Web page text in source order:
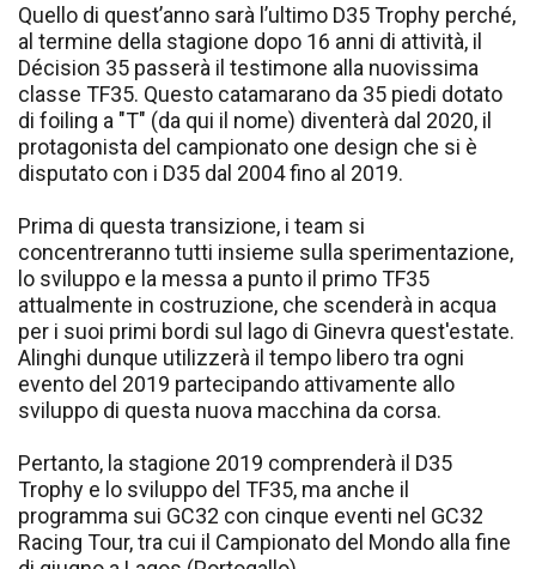
Quello di quest’anno sarà l’ultimo D35 Trophy perché,
al termine della stagione dopo 16 anni di attività, il
Décision 35 passerà il testimone alla nuovissima
classe TF35. Questo catamarano da 35 piedi dotato
di foiling a "T" (da qui il nome) diventerà dal 2020, il
protagonista del campionato one design che si è
disputato con i D35 dal 2004 fino al 2019.
Prima di questa transizione, i team si
concentreranno tutti insieme sulla sperimentazione,
lo sviluppo e la messa a punto il primo TF35
attualmente in costruzione, che scenderà in acqua
per i suoi primi bordi sul lago di Ginevra quest'estate.
Alinghi dunque utilizzerà il tempo libero tra ogni
evento del 2019 partecipando attivamente allo
sviluppo di questa nuova macchina da corsa.
Pertanto, la stagione 2019 comprenderà il D35
Trophy e lo sviluppo del TF35, ma anche il
programma sui GC32 con cinque eventi nel GC32
Racing Tour, tra cui il Campionato del Mondo alla fine